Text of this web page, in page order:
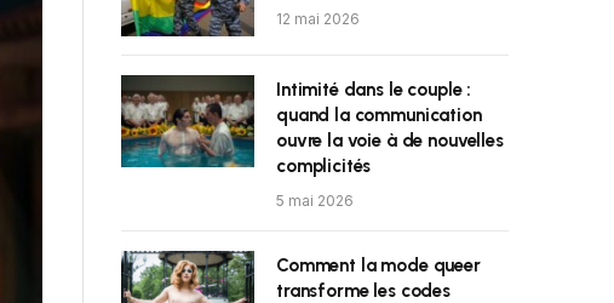
12 mai 2026
Intimité dans le couple :
quand la communication
ouvre la voie à de nouvelles
complicités
5 mai 2026
Comment la mode queer
transforme les codes